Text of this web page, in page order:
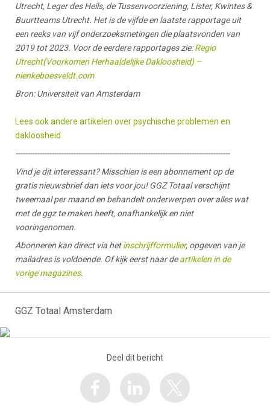
Utrecht, Leger des Heils, de Tussenvoorziening, Lister, Kwintes &
Buurtteams Utrecht. Het is de vijfde en laatste rapportage uit
een reeks van vijf onderzoeksmetingen die plaatsvonden van
2019 tot 2023. Voor de eerdere rapportages zie:Regio
Utrecht(Voorkomen Herhaaldelijke Dakloosheid) –
nienkeboesveldt.com
Bron: Universiteit van Amsterdam
Lees ook andere artikelen over psychische problemen en
dakloosheid
-----------------------------------------------------------------------------------------
Vind je dit interessant? Misschien is een abonnement op de
gratis nieuwsbrief dan iets voor jou! GGZ Totaal verschijnt
tweemaal per maand en behandelt onderwerpen over alles wat
met de ggz te maken heeft, onafhankelijk en niet
vooringenomen.
Abonneren kan direct via hetinschrijfformulier, opgeven van je
mailadres is voldoende. Of kijk eerst naar deartikelen in de
vorige magazines.
GGZ Totaal Amsterdam
Deel dit bericht